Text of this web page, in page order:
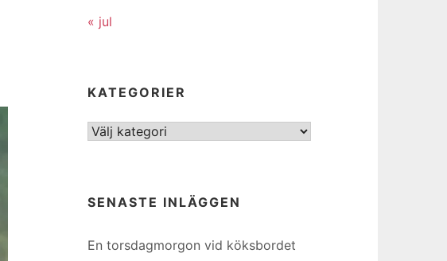
« jul
KATEGORIER
Kategorier
SENASTE INLÄGGEN
En torsdagmorgon vid köksbordet